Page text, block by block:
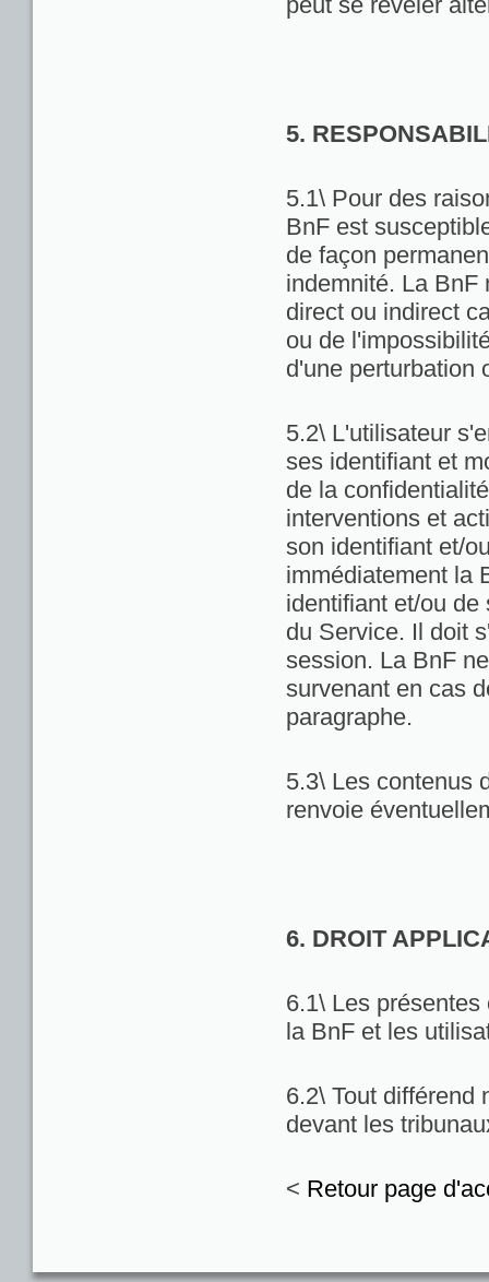
5.
5.1\ Pour des
BnF est
de façon
indemnité. La BnF
direct ou indirect
ou de
d'une perturbation
5.2\ L'utilisateur
ses identifiant et
de la
interventions et
son identifiant et/
immédiatement la
identifiant et/ou
du Service. Il doit
session. La BnF
survenant en cas
paragraphe.
5.3\ Les contenus
renvoie
6. DROIT
6.1\ Les
la BnF et les
6.2\ Tout différend
devant les
< Retour page